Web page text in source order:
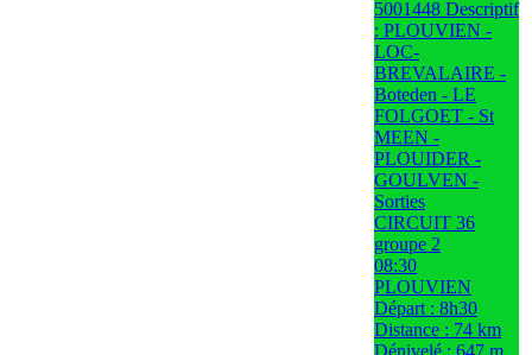
5001448 Descriptif
: PLOUVIEN -
LOC-
BREVALAIRE -
Boteden - LE
FOLGOET - St
MEEN -
PLOUIDER -
GOULVEN -
Sorties
CIRCUIT 36
groupe 2
08:30
PLOUVIEN
Départ : 8h30
Distance : 74 km
Dénivelé : 647 m